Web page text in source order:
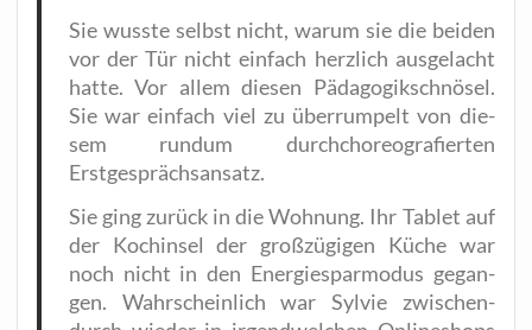
Sie wuss­te selbst nicht, war­um sie die bei­den
vor der Tür nicht ein­fach herz­lich aus­ge­lacht
hat­te. Vor allem die­sen Päd­ago­gik­schnö­sel.
Sie war ein­fach viel zu über­rum­pelt von die­
sem rund­um durch­cho­reo­gra­fier­ten
Erstgesprächsansatz.
Sie ging zurück in die Woh­nung. Ihr Tablet auf
der Koch­in­sel der groß­zü­gi­gen Küche war
noch nicht in den Ener­gie­spar­mo­dus gegan­
gen. Wahr­schein­lich war Syl­vie zwi­schen­